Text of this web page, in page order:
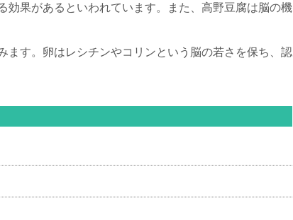
果があるといわれています。また、高野豆腐は脳の機
す。卵はレシチンやコリンという脳の若さを保ち、認